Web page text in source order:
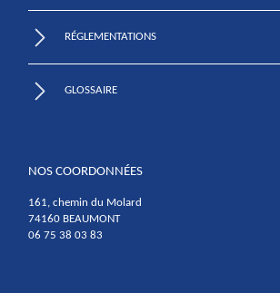
RÉGLEMENTATIONS
GLOSSAIRE
NOS COORDONNÉES
161, chemin du Molard
74160 BEAUMONT
06 75 38 03 83